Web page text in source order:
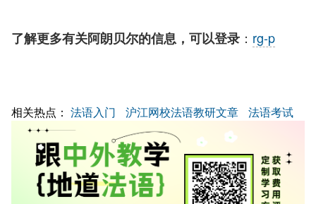
了解更多有关阿朗贝尔的信息，可以登录 ： rg-p
相关热点： 法语入门 沪江网校法语教研文章 法语考试